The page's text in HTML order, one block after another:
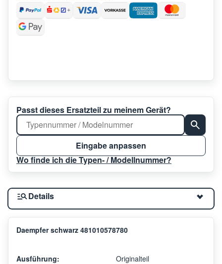
Passt dieses Ersatzteil zu meinem Gerät?
Eingabe anpassen
Wo finde ich die Typen- / Modellnummer?
Details
Daempfer schwarz 481010578780
Ausführung: Originalteil